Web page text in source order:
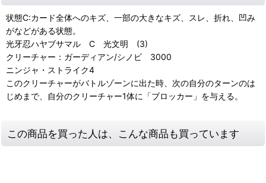
状態C:カード全体へのキズ、一部の大きなキズ、スレ、折れ、凹み
がなどがある状態。
光牙忍ハヤブサマル C 光文明 (3)
クリーチャー：ガーディアン/シノビ 3000
ニンジャ・ストライク4
このクリーチャーがバトルゾーンに出た時、次の自分のターンのは
じめまで、自分のクリーチャー1体に「ブロッカー」を与える。
この商品を買った人は、こんな商品も買っています